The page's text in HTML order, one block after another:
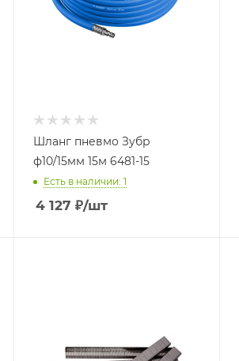
Шланг пневмо Зубр
ф10/15мм 15м 6481-15
Есть в наличии: 1
4 127 ₽/шт